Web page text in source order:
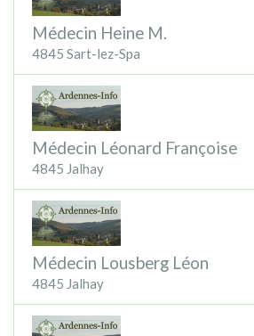
Médecin Heine M.
4845 Sart-lez-Spa
Médecin Léonard Françoise
4845 Jalhay
Médecin Lousberg Léon
4845 Jalhay